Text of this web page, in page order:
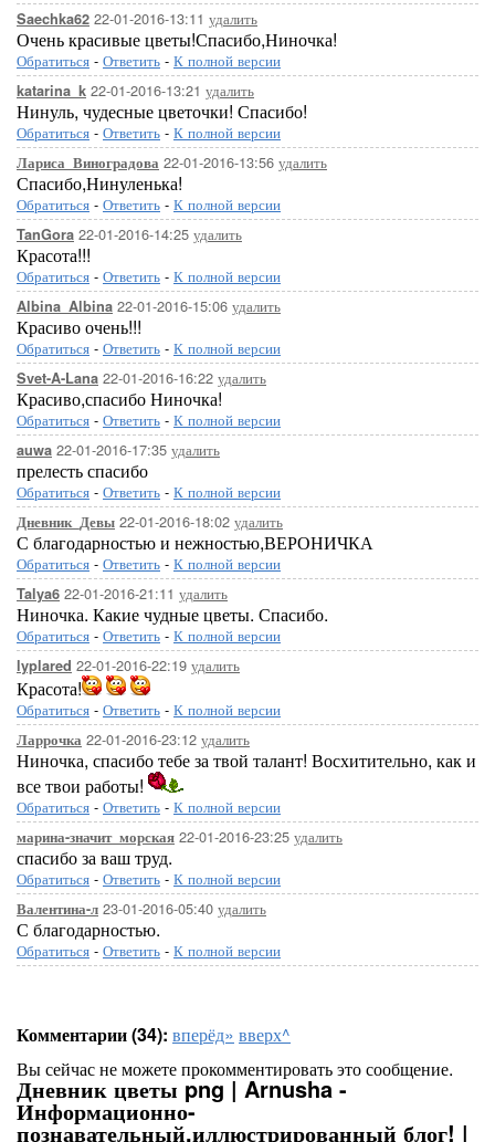
Saechka62 22-01-2016-13:11 удалить
Очень красивые цветы!Спасибо,Ниночка!
Обратиться - Ответить - К полной версии
katarina_k 22-01-2016-13:21 удалить
Нинуль, чудесные цветочки! Спасибо!
Обратиться - Ответить - К полной версии
Лариса_Виноградова 22-01-2016-13:56 удалить
Спасибо,Нинуленька!
Обратиться - Ответить - К полной версии
TanGora 22-01-2016-14:25 удалить
Красота!!!
Обратиться - Ответить - К полной версии
Albina_Albina 22-01-2016-15:06 удалить
Красиво очень!!!
Обратиться - Ответить - К полной версии
Svet-A-Lana 22-01-2016-16:22 удалить
Красиво,спасибо Ниночка!
Обратиться - Ответить - К полной версии
auwa 22-01-2016-17:35 удалить
прелесть спасибо
Обратиться - Ответить - К полной версии
Дневник_Девы 22-01-2016-18:02 удалить
С благодарностью и нежностью,ВЕРОНИЧКА
Обратиться - Ответить - К полной версии
Talya6 22-01-2016-21:11 удалить
Ниночка. Какие чудные цветы. Спасибо.
Обратиться - Ответить - К полной версии
lyplared 22-01-2016-22:19 удалить
Красота!
Обратиться - Ответить - К полной версии
Ларрочка 22-01-2016-23:12 удалить
Ниночка, спасибо тебе за твой талант! Восхитительно, как и
все твои работы!
Обратиться - Ответить - К полной версии
марина-значит_морская 22-01-2016-23:25 удалить
спасибо за ваш труд.
Обратиться - Ответить - К полной версии
Валентина-л 23-01-2016-05:40 удалить
С благодарностью.
Обратиться - Ответить - К полной версии
Комментарии (34): вперёд» вверх^
Вы сейчас не можете прокомментировать это сообщение.
Дневник цветы png | Arnusha -
Информационно-
познавательный,иллюстрированный блог! |